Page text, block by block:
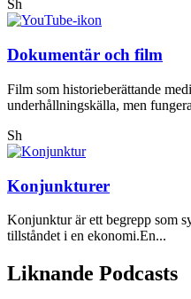
Sh
Dokumentär och film
Film som historieberättande
underhållningskälla, men
Sh
Konjunkturer
Konjunktur är ett begrepp som
tillståndet i en ekonomi.En...
Liknande Podcasts